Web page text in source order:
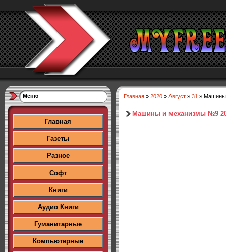
Меню
Главная
Газеты
Разное
Софт
Книги
Аудио Книги
Гуманитарные
Компьютерные
Главная » 2020 » Август » 31 »
Машины и механизмы №9